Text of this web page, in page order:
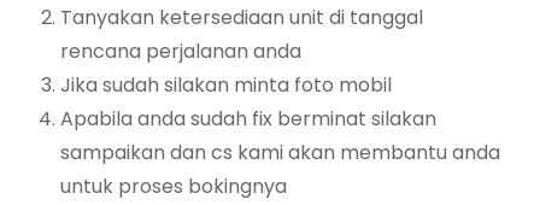
Tanyakan ketersediaan unit di tanggal
rencana perjalanan anda
Jika sudah silakan minta foto mobil
Apabila anda sudah fix berminat silakan
sampaikan dan cs kami akan membantu anda
untuk proses bokingnya